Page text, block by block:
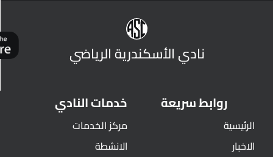
نادي الأسكندرية الرياضي
روابط سريعة
الرئيسية
الاخبار
خدمات النادي
مركز الخدمات
الانشطة